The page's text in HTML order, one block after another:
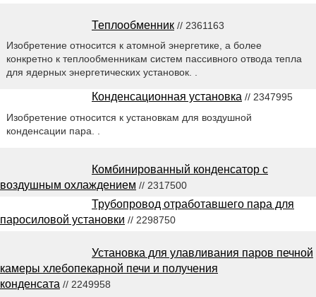
Теплообменник // 2361163
Изобретение относится к атомной энергетике, а более
конкретно к теплообменникам систем пассивного отвода тепла
для ядерных энергетических установок. .
Конденсационная установка // 2347995
Изобретение относится к установкам для воздушной
конденсации пара. .
Комбинированный конденсатор с
воздушным охлаждением // 2317500
Трубопровод отработавшего пара для
паросиловой установки // 2298750
Установка для улавливания паров печной
камеры хлебопекарной печи и получения
конденсата // 2249958